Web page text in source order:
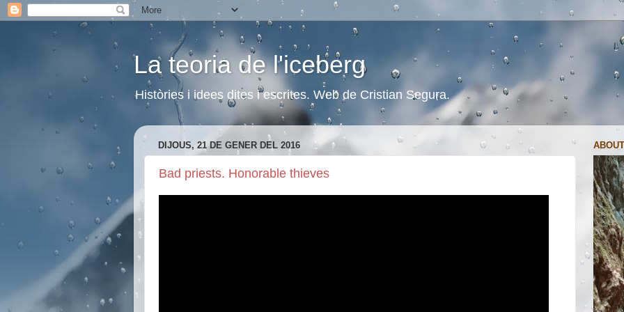
La teoria de l'iceberg
Històries i idees dites i escrites. Web de Cristian Segura.
DIJOUS, 21 DE GENER DEL 2016
Bad priests. Honorable thieves